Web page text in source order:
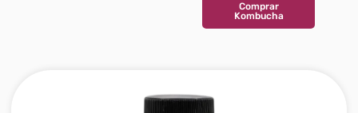
Comprar
Kombucha